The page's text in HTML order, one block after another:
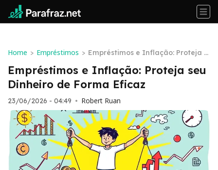
Home > Empréstimos > Empréstimos e Inflação: Proteja s
eu Dinheiro de Forma Eficaz
Empréstimos e Inflação: Proteja seu
Dinheiro de Forma Eficaz
23/06/2026 - 04:49 • Robert Ruan